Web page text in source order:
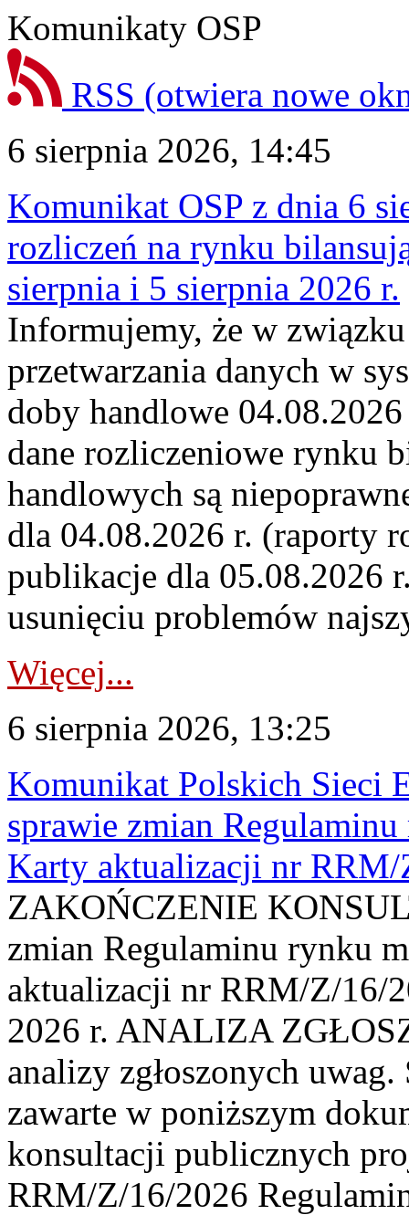
Komunikaty OSP
RSS (otwiera nowe
6 sierpnia 2026, 14:45
Komunikat OSP z dnia 6
rozliczeń na rynku
sierpnia i 5 sierpnia 2026 r.
Informujemy, że w
przetwarzania danych w
doby handlowe
dane rozliczeniowe rynku
handlowych są
dla 04.08.2026 r. (raporty
publikacje dla 05.08.2026
usunięciu problemów
Więcej...
6 sierpnia 2026, 13:25
Komunikat Polskich Sieci
sprawie zmian
Karty aktualizacji nr
ZAKOŃCZENIE
zmian Regulaminu rynku
aktualizacji nr RRM/Z/16/
2026 r. ANALIZA
analizy zgłoszonych
zawarte w poniższym
konsultacji publicznych
RRM/Z/16/2026